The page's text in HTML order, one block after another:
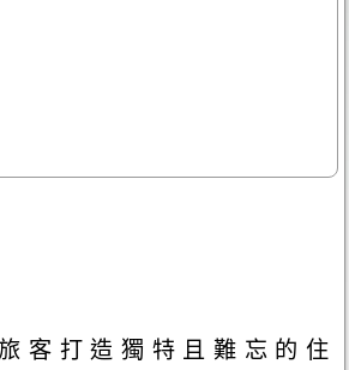
客打造獨特且難忘的住